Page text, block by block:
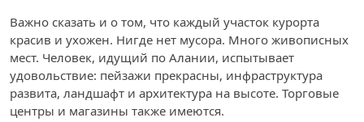
Важно сказать и о том, что каждый участок курорта
красив и ухожен. Нигде нет мусора. Много живописных
мест. Человек, идущий по Алании, испытывает
удовольствие: пейзажи прекрасны, инфраструктура
развита, ландшафт и архитектура на высоте. Торговые
центры и магазины также имеются.